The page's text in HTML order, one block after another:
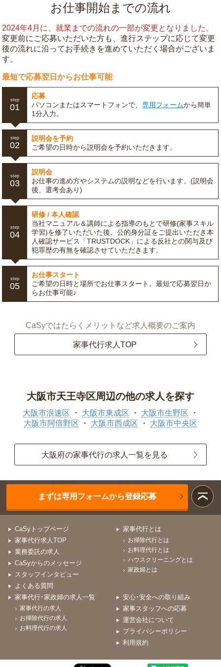
お仕事開始までの流れ
2024年4月に、就業までの流れの一部が変更となりました。
変更前にご応募いただいた方も、進行ステップに応じて変更
後の流れに沿ってお手続きを進めていただく場合がございま
す。
最短で応募翌日からお仕事可能
step
01
応募
パソコンまたはスマートフォンで、専用フォームから簡単
1分入力。
step
02
説明会を予約
ご希望の日時から説明会を予約いただきます。
step
03
説明会
お仕事の進め方やシステムの説明などを行います。(説明会
後、選考会あり)
step
04
研修 / 本人確認
当社マニュアル＆講師による指導のもとで研修(家事スキル
学習)を修了いただいた後、公的身分証をご提出いただき本
人確認サービス「TRUSTDOCK」による反社との関与及び
犯罪歴の有無を確認させていただきます。
step
05
お仕事スタート
ご希望の日時と場所でお仕事スタート。最短で応募翌日か
らお仕事可能♪
CaSyではたらくメリットなど求人概要のご案内
家事代行求人TOP
大阪市天王寺区周辺の他の求人を探す
大阪市浪速区 大阪市東成区
大阪市生野区
大阪市阿倍野区
大阪市西成区 大阪市中央区
大阪府の家事代行の求人一覧を見る
まずは専用フォームから登録応募
CaSyトップページ
家事代行求人TOP
業務委託の求人
CaSyからのメッセージ
スタッフインタビュー
よくある質問
家事代行とは
お掃除代行とは
お料理代行とは
ハウスクリーニングとは
家政婦とは
家事代行･家政婦の求人一覧
家事代行の求人
お掃除代行の求人
お料理代行の求人
安心･安全への取り組み
家事スタッフへの応募
運営会社について
プライバシーポリシー
利用規約